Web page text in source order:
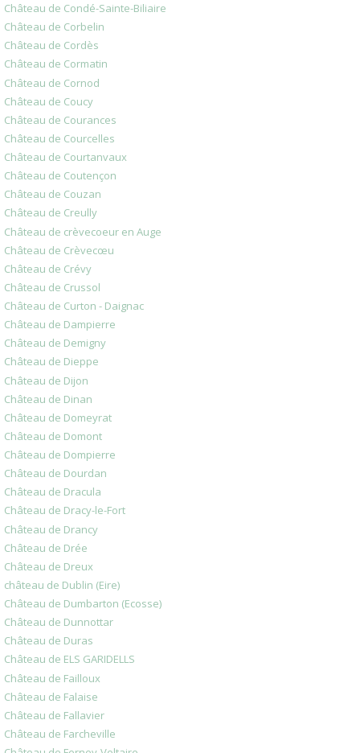
Château de Condé-Sainte-Biliaire
Château de Corbelin
Château de Cordès
Château de Cormatin
Château de Cornod
Château de Coucy
Château de Courances
Château de Courcelles
Château de Courtanvaux
Château de Coutençon
Château de Couzan
Château de Creully
Château de crèvecoeur en Auge
Château de Crèvecœu
Château de Crévy
Château de Crussol
Château de Curton - Daignac
Château de Dampierre
Château de Demigny
Château de Dieppe
Château de Dijon
Château de Dinan
Château de Domeyrat
Château de Domont
Château de Dompierre
Château de Dourdan
Château de Dracula
Château de Dracy-le-Fort
Château de Drancy
Château de Drée
Château de Dreux
château de Dublin (Eire)
Château de Dumbarton (Ecosse)
Château de Dunnottar
Château de Duras
Château de ELS GARIDELLS
Château de Failloux
Château de Falaise
Château de Fallavier
Château de Farcheville